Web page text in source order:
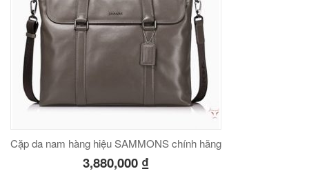
Cặp da nam hàng hiệu SAMMONS chính hãng
3,880,000 ₫